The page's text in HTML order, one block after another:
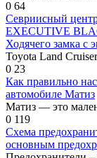
0 64
Севриисный
EXECUTIVE
Ходячего замка с
Toyota Land
0 23
Как правильно
автомобиле Матиз
Матиз — это
0 119
Схема
основным